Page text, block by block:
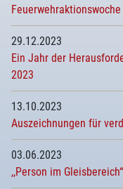
29.12.2023
Ein Jahr der
2023
13.10.2023
Auszeichnungen für
03.06.2023
,,Person im